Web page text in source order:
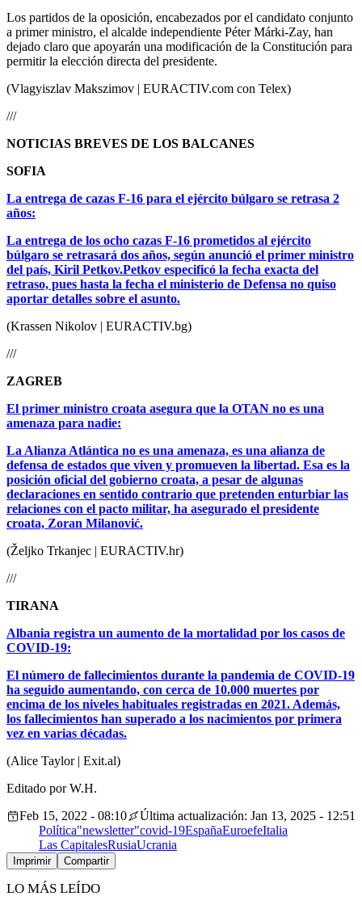
Los partidos de la oposición, encabezados por el candidato conjunto
a primer ministro, el alcalde independiente Péter Márki-Zay, han
dejado claro que apoyarán una modificación de la Constitución para
permitir la elección directa del presidente.
(Vlagyiszlav Makszimov | EURACTIV.com con Telex)
///
NOTICIAS BREVES DE LOS BALCANES
SOFIA
La entrega de cazas F-16 para el ejército búlgaro se retrasa 2
años:
La entrega de los ocho cazas F-16 prometidos al ejército
búlgaro se retrasará dos años, según anunció el primer ministro
del país, Kiril Petkov.Petkov especificó la fecha exacta del
retraso, pues hasta la fecha el ministerio de Defensa no quiso
aportar detalles sobre el asunto.
(Krassen Nikolov | EURACTIV.bg)
///
ZAGREB
El primer ministro croata asegura que la OTAN no es una
amenaza para nadie:
La Alianza Atlántica no es una amenaza, es una alianza de
defensa de estados que viven y promueven la libertad. Esa es la
posición oficial del gobierno croata, a pesar de algunas
declaraciones en sentido contrario que pretenden enturbiar las
relaciones con el pacto militar, ha asegurado el presidente
croata, Zoran Milanović.
(Željko Trkanjec | EURACTIV.hr)
///
TIRANA
Albania registra un aumento de la mortalidad por los casos de
COVID-19:
El número de fallecimientos durante la pandemia de COVID-19
ha seguido aumentando, con cerca de 10.000 muertes por
encima de los niveles habituales registradas en 2021. Además,
los fallecimientos han superado a los nacimientos por primera
vez en varias décadas.
(Alice Taylor | Exit.al)
Editado por W.H.
Feb 15, 2022 - 08:10
Última actualización: Jan 13, 2025 - 12:51
Política"newsletter"covid-19EspañaEuroefeItalia
Las CapitalesRusiaUcrania
Imprimir Compartir
LO MÁS LEÍDO